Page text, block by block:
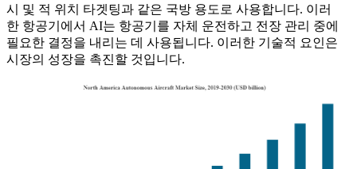
시 및 적 위치 타겟팅과 같은 국방 용도로 사용합니다. 이러
한 항공기에서 AI는 항공기를 자체 운전하고 전장 관리 중에
필요한 결정을 내리는 데 사용됩니다. 이러한 기술적 요인은
시장의 성장을 촉진할 것입니다.